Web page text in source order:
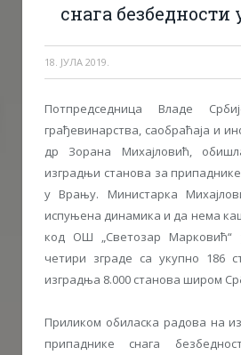
снага
18. ЈУЛА 2019.
Потпредседница Владе
грађевинарства, саобраћаја и
др Зорана Михајловић,
изградњи станова за
у Врању. Министарка
испуњена динамика и да нема
код ОШ „Светозар
четири зграде са укупно 186
изградња 8.000 станова широм
Приликом обиласка радова на
припаднике снага